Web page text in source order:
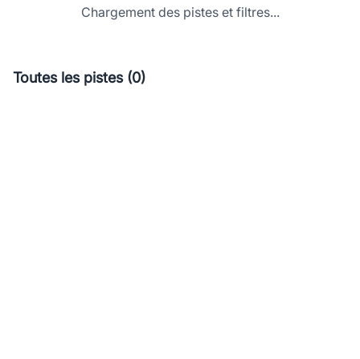
Chargement des pistes et filtres...
Toutes les pistes (0)